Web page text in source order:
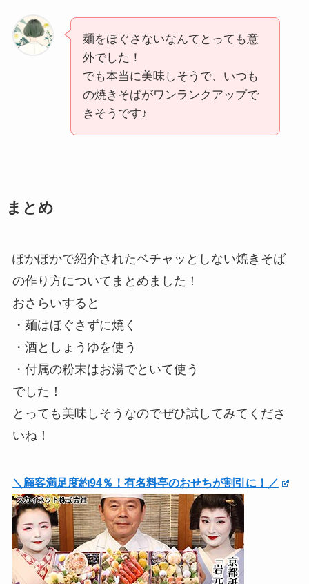
麺をほぐさないなんてとっても意
外でした！
でも本当に美味しそうで、いつも
の焼きそばがワンランクアップで
きそうです♪
まとめ
ぽかぽかで紹介されたベチャッとしない焼きそば
の作り方についてまとめました！
おさらいすると
・麺はほぐさずに焼く
・酒としょうゆを使う
・付属の粉末はお湯でといて使う
でした！
とっても美味しそうなのでぜひ試してみてくださ
いね！
＼顧客満足度約94％！有名料亭のおせちが割引に！／